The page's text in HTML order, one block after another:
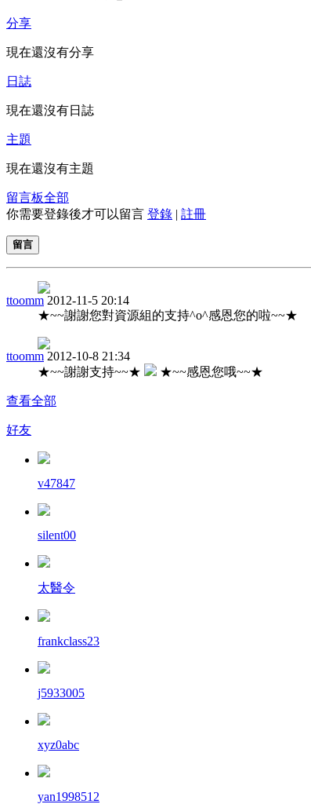
分享
現在還沒有分享
日誌
現在還沒有日誌
主題
現在還沒有主題
留言板全部
你需要登錄後才可以留言 登錄 | 註冊
留言
ttoomm 2012-11-5 20:14
★~~謝謝您對資源組的支持^o^感恩您的啦~~★
ttoomm 2012-10-8 21:34
★~~謝謝支持~~★
★~~感恩您哦~~★
查看全部
好友
v47847
silent00
太醫令
frankclass23
j5933005
xyz0abc
yan1998512